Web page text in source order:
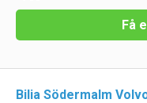
Få
Bilia Södermalm